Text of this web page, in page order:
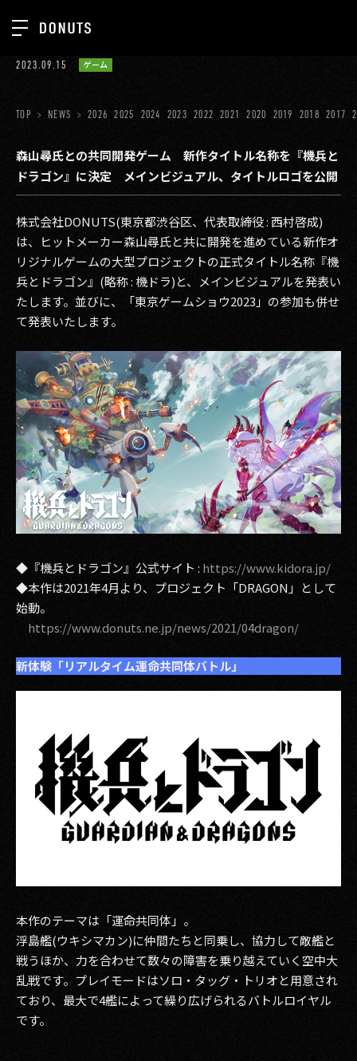
ジョブカン
ゲーム
ミクチャ
医療(CLIUS)
出版メディア
美少女図鑑
イベント
その他事業
2026
2024
2023
2022
2019
2017
2016
2015
2013
2012
2011
2010
TOP
ABOUT
SERVICES
GROUP
RECRUIT
CONTACT
PRIVACY POLICY
2023.09.15 ゲーム
TOP NEWS 2026 2025 2024 2023 2022 2021 2020 2019 2018 2017
森山尋氏との共同開発ゲーム 新作タイトル名称を『機兵と
ドラゴン』に決定 メインビジュアル、タイトルロゴを公開
株式会社DONUTS(東京都渋谷区、代表取締役 : 西村啓成)
は、ヒットメーカー森山尋氏と共に開発を進めている新作オ
リジナルゲームの大型プロジェクトの正式タイトル名称『機
兵とドラゴン』(略称 : 機ドラ)と、メインビジュアルを発表い
たします。並びに、「東京ゲームショウ2023」の参加も併せ
て発表いたします。
◆『機兵とドラゴン』公式サイト : https://www.kidora.jp/
◆本作は2021年4月より、プロジェクト「DRAGON」として
始動。
https://www.donuts.ne.jp/news/2021/04dragon/
新体験「リアルタイム運命共同体バトル」
本作のテーマは「運命共同体」。
浮島艦(ウキシマカン)に仲間たちと同乗し、協力して敵艦と
戦うほか、力を合わせて数々の障害を乗り越えていく空中大
乱戦です。プレイモードはソロ・タッグ・トリオと用意され
ており、最大で4艦によって繰り広げられるバトルロイヤル
です。